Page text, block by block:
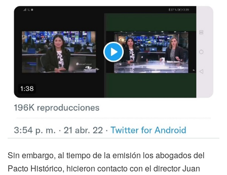
Sin embargo, al tiempo de la emisión los abogados del
Pacto Histórico, hicieron contacto con el director Juan